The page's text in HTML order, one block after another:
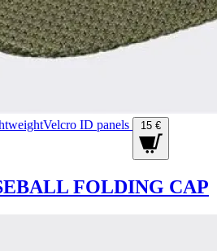
ID panels 15 €
FOLDING CAP